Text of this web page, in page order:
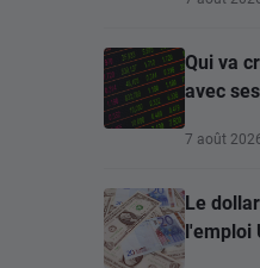
Qui va
avec
7 août
Le
l'emploi